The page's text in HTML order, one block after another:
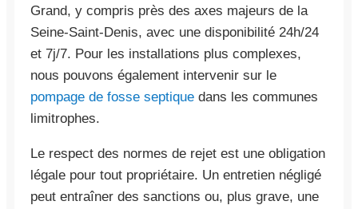
Grand, y compris près des axes majeurs de la
Seine-Saint-Denis, avec une disponibilité 24h/24
et 7j/7. Pour les installations plus complexes,
nous pouvons également intervenir sur le
pompage de fosse septique dans les communes
limitrophes.
Le respect des normes de rejet est une obligation
légale pour tout propriétaire. Un entretien négligé
peut entraîner des sanctions ou, plus grave, une